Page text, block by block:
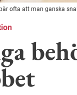
ofta att man ganska